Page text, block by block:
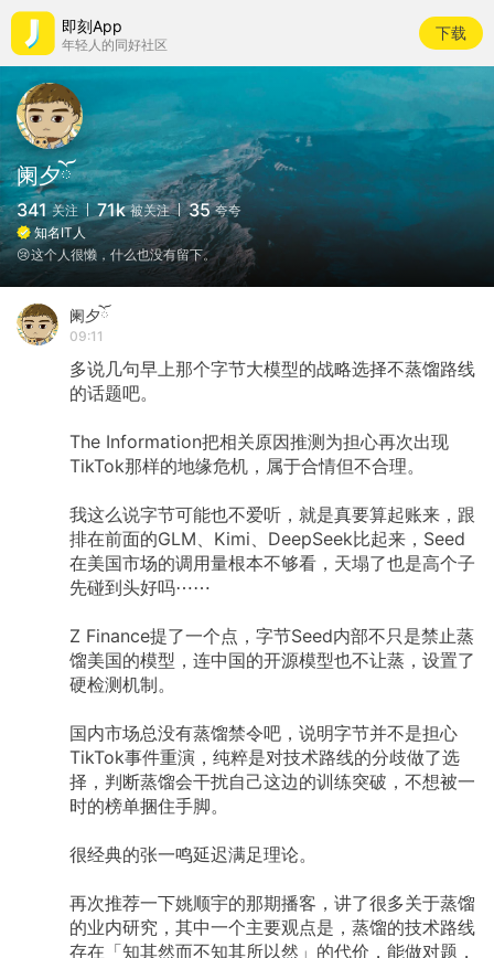
即刻App
年轻人的同好社区
下载
阑夕ོ
341 关注 71k 被关注 35 夸夸
知名IT人
😢这个人很懒，什么也没有留下。
阑夕ོ
09:11
多说几句早上那个字节大模型的战略选择不蒸馏路线
的话题吧。
The Information把相关原因推测为担心再次出现
TikTok那样的地缘危机，属于合情但不合理。
我这么说字节可能也不爱听，就是真要算起账来，跟
排在前面的GLM、Kimi、DeepSeek比起来，Seed
在美国市场的调用量根本不够看，天塌了也是高个子
先碰到头好吗⋯⋯
Z Finance提了一个点，字节Seed内部不只是禁止蒸
馏美国的模型，连中国的开源模型也不让蒸，设置了
硬检测机制。
国内市场总没有蒸馏禁令吧，说明字节并不是担心
TikTok事件重演，纯粹是对技术路线的分歧做了选
择，判断蒸馏会干扰自己这边的训练突破，不想被一
时的榜单捆住手脚。
很经典的张一鸣延迟满足理论。
再次推荐一下姚顺宇的那期播客，讲了很多关于蒸馏
的业内研究，其中一个主要观点是，蒸馏的技术路线
存在「知其然而不知其所以然」的代价，能做对题，